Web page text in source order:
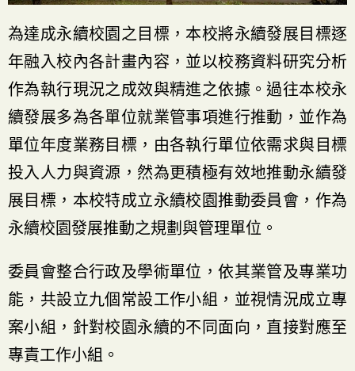
為達成永續校園之目標，本校將永續發展目標逐
年融入校內各計畫內容，並以校務資料研究分析
作為執行現況之成效與精進之依據。過往本校永
續發展多為各單位就業管事項進行推動，並作為
單位年度業務目標，由各執行單位依需求與目標
投入人力與資源，然為更積極有效地推動永續發
展目標，本校特成立永續校園推動委員會，作為
永續校園發展推動之規劃與管理單位。
委員會整合行政及學術單位，依其業管及專業功
能，共設立九個常設工作小組，並視情況成立專
案小組，針對校園永續的不同面向，直接對應至
專責工作小組。